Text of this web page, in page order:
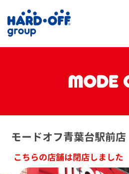
モードオフ青葉台駅前店
こちらの店舗は閉店しました